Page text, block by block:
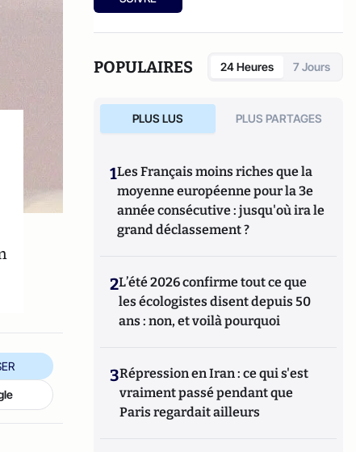
POPULAIRES 24 Heures 7 Jours
PLUS LUS PLUS PARTAGES
1Les Français moins riches que la
moyenne européenne pour la 3e
année consécutive : jusqu'où ira le
grand déclassement ?
2L’été 2026 confirme tout ce que
les écologistes disent depuis 50
ans : non, et voilà pourquoi
3Répression en Iran : ce qui s'est
vraiment passé pendant que
Paris regardait ailleurs